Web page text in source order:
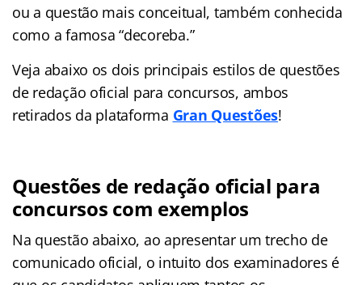
ou a questão mais conceitual, também conhecida
como a famosa “decoreba.”
Veja abaixo os dois principais estilos de questões
de redação oficial para concursos, ambos
retirados da plataforma Gran Questões!
Questões de redação oficial para
concursos com exemplos
Na questão abaixo, ao apresentar um trecho de
comunicado oficial, o intuito dos examinadores é